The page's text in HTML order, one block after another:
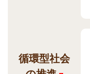
循環型社会